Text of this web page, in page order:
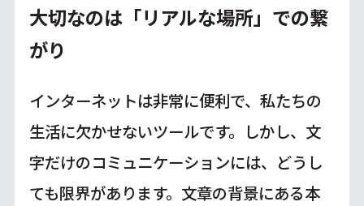
大切なのは「リアルな場所」での繋
がり
インターネットは非常に便利で、私たちの
生活に欠かせないツールです。しかし、文
字だけのコミュニケーションには、どうし
ても限界があります。文章の背景にある本